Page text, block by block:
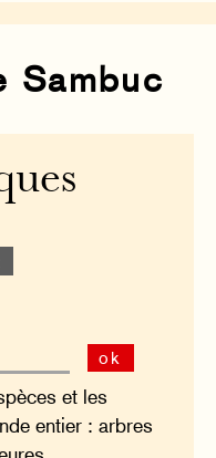
Sambuc
ok
et les
entier : arbres